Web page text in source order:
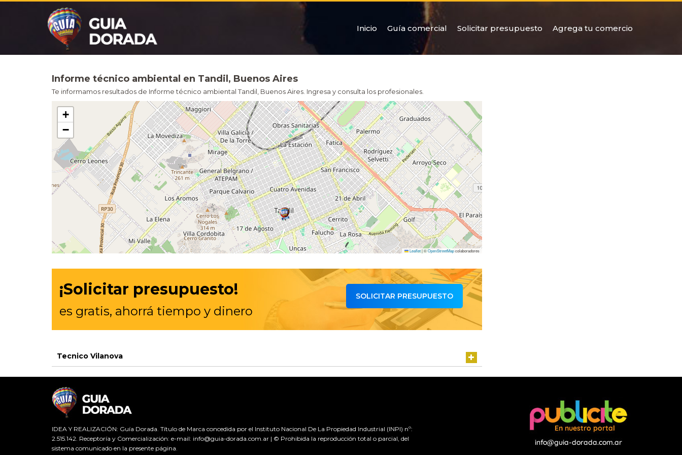
Inicio Guía comercial Solicitar presupuesto Agrega tu comercio
Informe técnico ambiental en Tandil, Buenos Aires
Te informamos resultados de Informe técnico ambiental Tandil, Buenos Aires. Ingresa y consulta los profesionales.
+
−
Leaflet |©OpenStreetMapcolaboradores
¡Solicitar presupuesto!
es gratis, ahorrá tiempo y dinero
SOLICITAR PRESUPUESTO
Tecnico Vilanova
IDEA Y REALIZACIÓN: Guía Dorada. Título de Marca concedida por el Instituto Nacional De La Propiedad Industrial (INPI) nº:
2.515.142. Receptoría y Comercialización: e-mail: info@guia-dorada.com.ar | © Prohibida la reproducción total o parcial, del
sistema comunicado en la presente página.